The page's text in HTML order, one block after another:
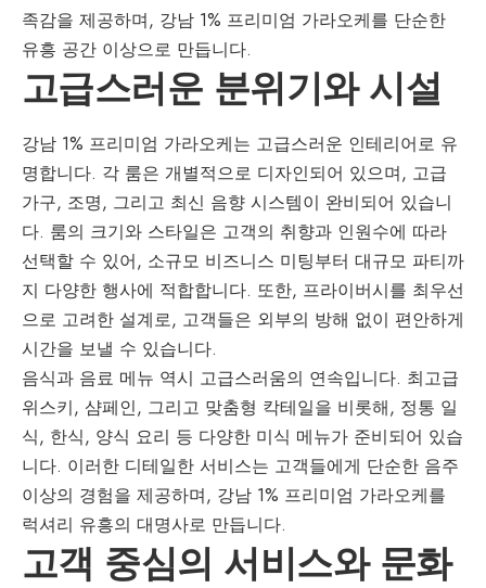
족감을 제공하며, 강남 1% 프리미엄 가라오케를 단순한
유흥 공간 이상으로 만듭니다.
고급스러운 분위기와 시설
강남 1% 프리미엄 가라오케는 고급스러운 인테리어로 유
명합니다. 각 룸은 개별적으로 디자인되어 있으며, 고급
가구, 조명, 그리고 최신 음향 시스템이 완비되어 있습니
다. 룸의 크기와 스타일은 고객의 취향과 인원수에 따라
선택할 수 있어, 소규모 비즈니스 미팅부터 대규모 파티까
지 다양한 행사에 적합합니다. 또한, 프라이버시를 최우선
으로 고려한 설계로, 고객들은 외부의 방해 없이 편안하게
시간을 보낼 수 있습니다.
음식과 음료 메뉴 역시 고급스러움의 연속입니다. 최고급
위스키, 샴페인, 그리고 맞춤형 칵테일을 비롯해, 정통 일
식, 한식, 양식 요리 등 다양한 미식 메뉴가 준비되어 있습
니다. 이러한 디테일한 서비스는 고객들에게 단순한 음주
이상의 경험을 제공하며, 강남 1% 프리미엄 가라오케를
럭셔리 유흥의 대명사로 만듭니다.
고객 중심의 서비스와 문화